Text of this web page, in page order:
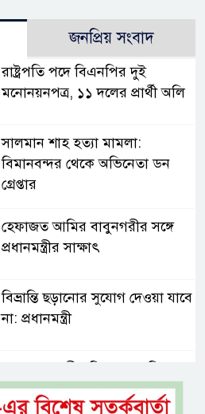
জনপ্রিয় সংবাদ
রাষ্ট্রপতি পদে বিএনপির দুই
মনোনয়নপত্র, ১১ দলের প্রার্থী অলি
সালমান শাহ হত্যা মামলা:
বিমানবন্দর থেকে অভিনেতা ডন
গ্রেপ্তার
হেফাজত আমির বাবুনগরীর সঙ্গে
প্রধানমন্ত্রীর সাক্ষাৎ
বিভ্রান্তি ছড়ানোর সুযোগ দেওয়া যাবে
না: প্রধানমন্ত্রী
অধিকার নিশ্চিত করতে হাইকোর্টের
রুল